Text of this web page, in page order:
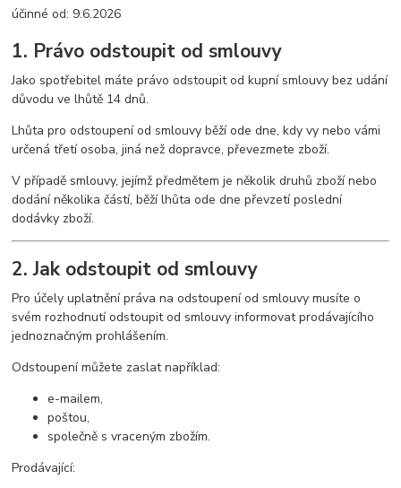
účinné od: 9.6.2026
1. Právo odstoupit od smlouvy
Jako spotřebitel máte právo odstoupit od kupní smlouvy bez udání
důvodu ve lhůtě 14 dnů.
Lhůta pro odstoupení od smlouvy běží ode dne, kdy vy nebo vámi
určená třetí osoba, jiná než dopravce, převezmete zboží.
V případě smlouvy, jejímž předmětem je několik druhů zboží nebo
dodání několika částí, běží lhůta ode dne převzetí poslední
dodávky zboží.
2. Jak odstoupit od smlouvy
Pro účely uplatnění práva na odstoupení od smlouvy musíte o
svém rozhodnutí odstoupit od smlouvy informovat prodávajícího
jednoznačným prohlášením.
Odstoupení můžete zaslat například:
e-mailem,
poštou,
společně s vraceným zbožím.
Prodávající: